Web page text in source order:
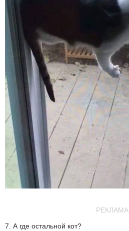
РЕКЛАМА
7. А где остальной кот?